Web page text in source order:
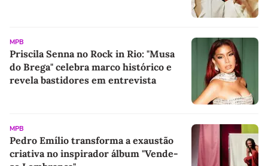
MPB
Priscila Senna no Rock in Rio: "Musa
do Brega" celebra marco histórico e
revela bastidores em entrevista
MPB
Pedro Emílio transforma a exaustão
criativa no inspirador álbum "Vende-